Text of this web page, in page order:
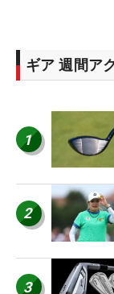
ギア 週間ア
1
2
3